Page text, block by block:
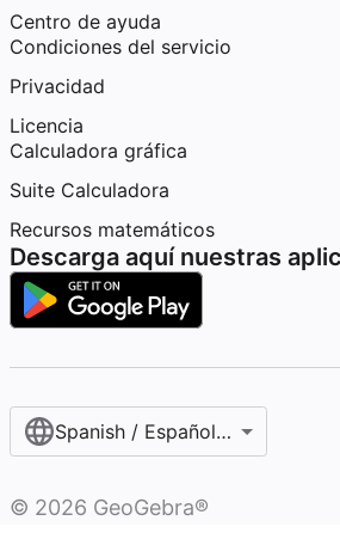
Centro de ayuda
Condiciones del servicio
Privacidad
Licencia
Calculadora gráfica
Suite Calculadora
Recursos matemáticos
Descarga aquí nuestras
Spanish / Español (internacional)
© 2026 GeoGebra®